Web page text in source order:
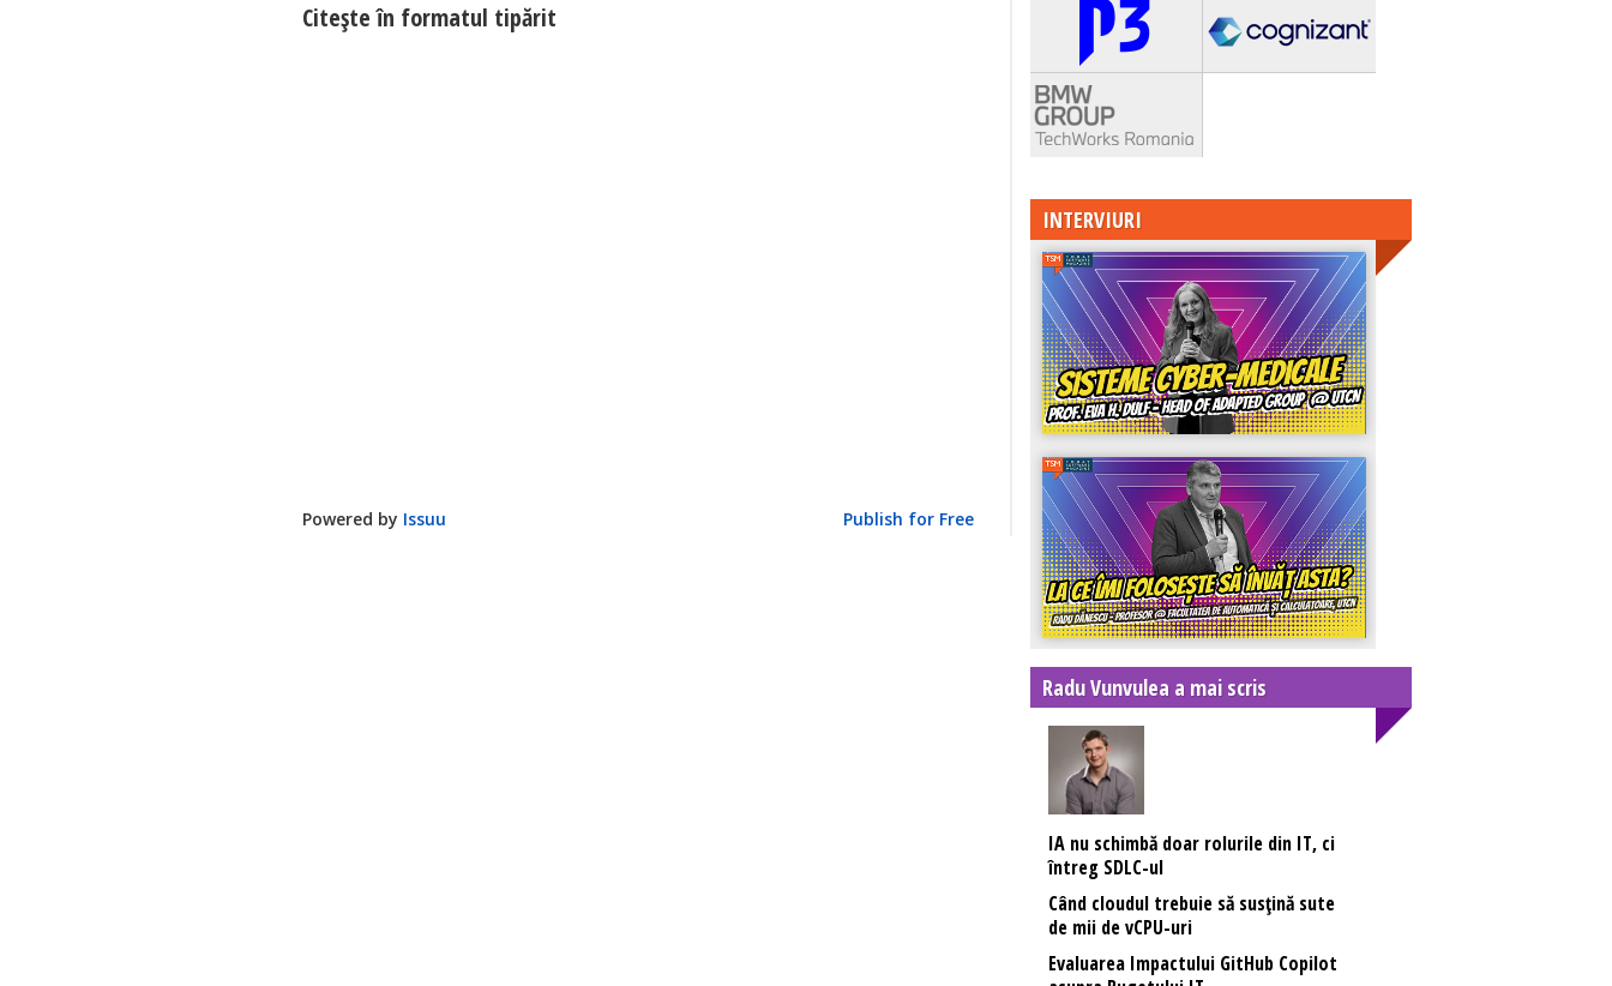
Citeşte în formatul tipărit
Powered by Issuu Publish for Free
INTERVIURI
Radu Vunvulea a mai scris
IA nu schimbă doar rolurile din IT, ci
întreg SDLC-ul
Când cloudul trebuie să susțină sute
de mii de vCPU-uri
Evaluarea Impactului GitHub Copilot